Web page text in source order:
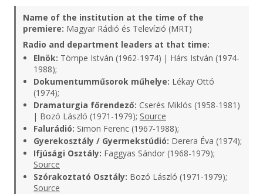
Name of the institution at the time of the
premiere: Magyar Rádió és Televízió (MRT)
Radio and department leaders at that time:
Elnök: Tömpe István (1962-1974) | Hárs István (1974-
1988);
Dokumentumműsorok műhelye: Lékay Ottó
(1974);
Dramaturgia főrendező: Cserés Miklós (1958-1981)
| Bozó László (1971-1979); Source
Falurádió: Simon Ferenc (1967-1988);
Gyerekosztály / Gyermekstúdió: Derera Éva (1974);
Ifjúsági Osztály: Faggyas Sándor (1968-1979);
Source
Szórakoztató Osztály: Bozó László (1971-1979);
Source